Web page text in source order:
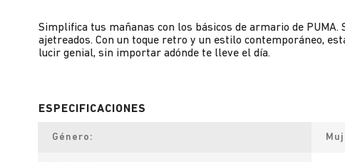
Simplifica tus mañanas con los básicos de armario de
ajetreados. Con un toque retro y un estilo contemporáneo,
lucir genial, sin importar adónde te lleve el día.
Género